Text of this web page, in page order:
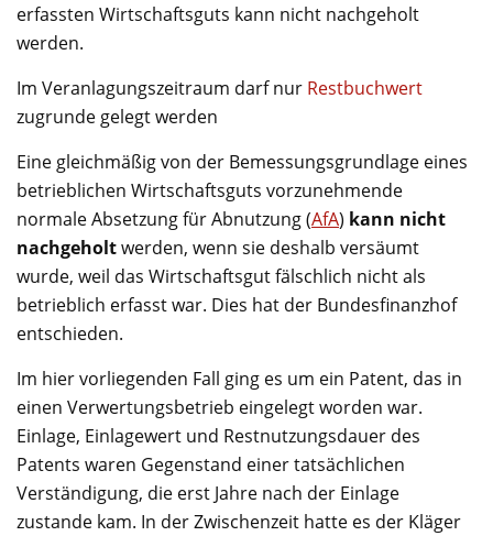
erfassten Wirtschafts­guts kann nicht nachgeholt
werden.
Im Veranlagungszeitraum darf nur Restbuchwert
zugrunde gelegt werden
Eine gleichmäßig von der Bemessungsgrundlage eines
betrieblichen Wirtschaftsguts vorzunehmende
normale Absetzung für Abnutzung (AfA) kann nicht
nachgeholtwerden, wenn sie deshalb versäumt
wurde, weil das Wirtschaftsgut fälschlich nicht als
betrieblich erfasst war. Dies hat der Bundesfinanzhof
entschieden.
Im hier vorliegenden Fall ging es um ein Patent, das in
einen Verwertungsbetrieb eingelegt worden war.
Einlage, Einlagewert und Restnutzungsdauer des
Patents waren Gegenstand einer tatsächlichen
Verständigung, die erst Jahre nach der Einlage
zustande kam. In der Zwischenzeit hatte es der Kläger